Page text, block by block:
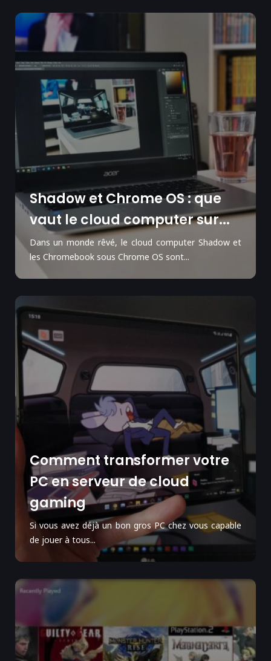
Shadow et Chrome OS : que
vaut le cloud computer sur...
Dans un monde rêvé, le cloud computer Shadow et
les Chromebook sous Chrome OS sont...
Comment transformer votre
PC en serveur de cloud
gaming
Si vous avez déjà un bon gros PC chez vous capable
de jouer à tous...